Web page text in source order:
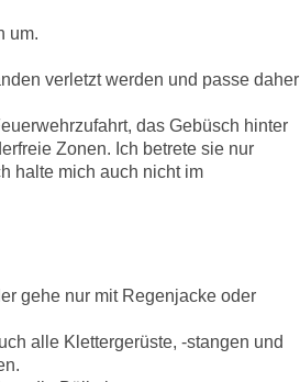
um.
verletzt werden und passe daher
das Gebüsch hinter
Zonen. Ich betrete sie nur
halte mich auch nicht im
gehe nur mit Regenjacke oder
alle Klettergerüste, -stangen und